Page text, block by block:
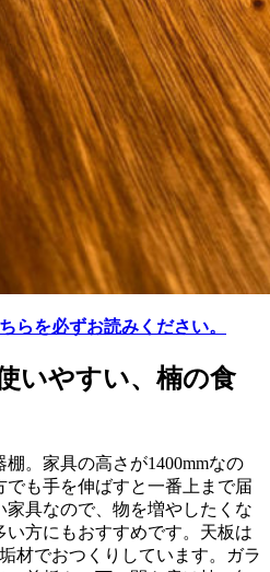
らを必ずお読みください。
いやすい、楠の食
。家具の高さが1400mmなの
でも手を伸ばすと一番上まで届
家具なので、物を増やしたくな
い方にもおすすめです。天板は
材でおつくりしています。ガラ